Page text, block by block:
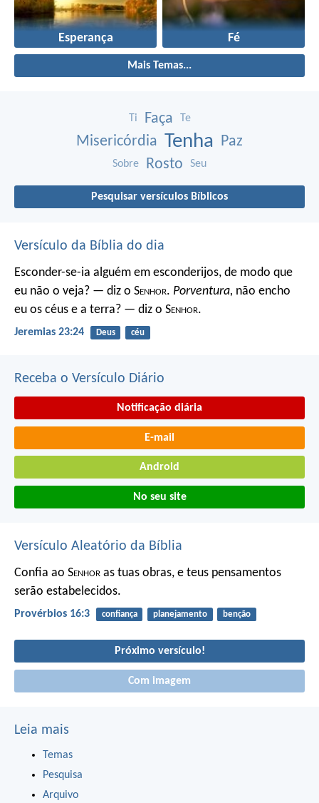
Esperança Fé
Mais Temas...
Ti Faça Te
Misericórdia Tenha Paz
Sobre Rosto Seu
Pesquisar versículos Bíblicos
Versículo da Bíblia do dia
Esconder-se-ia alguém em esconderijos, de modo que
eu não o veja? — diz o Senhor. Porventura, não encho
eu os céus e a terra? — diz o Senhor.
Jeremias 23:24 Deus céu
Receba o Versículo Diário
Notificação diária
E-mail
Android
No seu site
Versículo Aleatório da Bíblia
Confia ao Senhor as tuas obras, e teus pensamentos
serão estabelecidos.
Provérbios 16:3 confiança planejamento benção
Próximo versículo!
Com imagem
Leia mais
Temas
Pesquisa
Arquivo